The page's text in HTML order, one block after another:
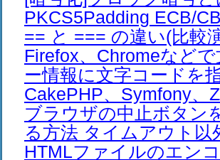
PKCS5Padding ECB/
== と === の違い(比較
Firefox、Chromeなど
ー情報に文字コードを
CakePHP、Symfony、
ブラウザの中止ボタン
る方法 タイムアウト以
HTMLファイルのエン